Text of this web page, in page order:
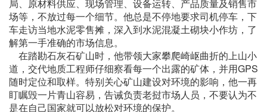
局、原材料供应、现场管理、设备运转、产品质量及销售市
场等，不放过每一个细节。他总是不停地要求司机停车，下
车走访当地水泥零售摊，深入到水泥混凝土砌块小作坊，了
解第一手准确的市场信息。
在踏勘石灰石矿山时，他带领大家攀爬崎岖曲折的上山小
道，交代地质工程师仔细察看每一个出露的矿体，并用GPS
随时定位和取样。特别关心矿山建设对环境的影响，他一再
盯瞩毁一片青山容易，告诫负责老挝市场人员，不要认为不
是在自己国家就可以放松对环境的保护。